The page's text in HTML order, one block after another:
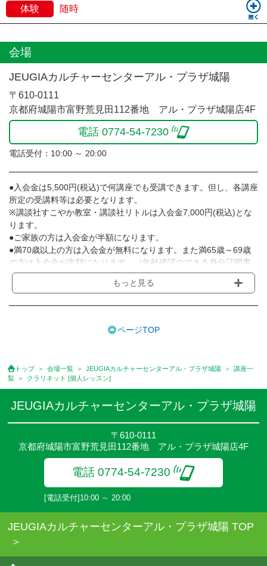
体験 随時
会場
JEUGIAカルチャーセンターアル・プラザ城陽
〒610-0111
京都府城陽市富野荒見田112番地 アル・プラザ城陽店4F
電話 0774-54-7230
電話受付：10:00 ～ 20:00
●入会金は5,500円(税込)で何講座でも受講できます。但し、各講座
所定の受講料等は必要となります。
※講談社すこやか教室・講談社リトルは入会金7,000円(税込)とな
ります。
●ご家族の方は入会金が半額になります。
●満70歳以上の方は入会金が無料になります。また満65歳～69歳
の方は入会金が半額になります。（年齢確認のできる身分証明書
等のご提示をお願いします）
●受講料は月額制で、毎月5日に金融機関からの自動引き落しとな
●受講料には特に明記した場合の他は、教材費・材料費・その他費
用は含まれておりません。
●資格認定講座の試験料・認定料などは別途要しますのでお問い合
せください。
●講座は、月4回(週1回),月3回,2回,1回,臨時講座いろいろあります
●参加人数が一定に満たない場合、体験や講座開講を中止または延
期することがあります。
●その他、詳しい内容については、ご入会時にご説明をさせていた
だきます。
もっと見る
ページTOP
トップ 会場一覧 JEUGIAカルチャーセンターアル・プラザ城陽
講座一
覧
クラリネット [個人レッスン]
JEUGIAカルチャーセンターアル・プラザ城陽
〒610-0111
京都府城陽市富野荒見田112番地 アル・プラザ城陽店4F
電話 0774-54-7230
[電話受付]10:00 ～ 20:00
JEUGIAカルチャーセンターアル・プラザ城陽 TOP